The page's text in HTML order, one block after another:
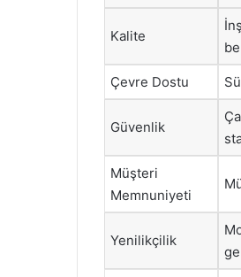
Kalite
Çevre Dostu
Güvenlik
Müşteri
Memnuniyeti
Yenilikçilik